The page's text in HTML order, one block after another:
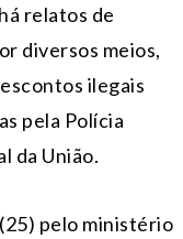
relatos de
diversos meios,
ilegais
pela Polícia
da União.
pelo ministério